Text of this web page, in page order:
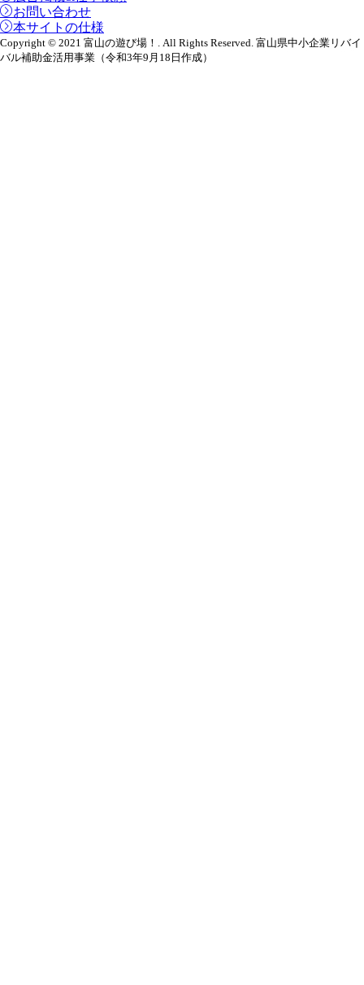
お問い合わせ
本サイトの仕様
Copyright © 2021 富山の遊び場！. All Rights Reserved. 富山県中小企業リバイ
バル補助金活用事業（令和3年9月18日作成）